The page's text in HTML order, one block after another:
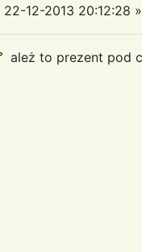
22-12-2013 20:12:28 »
ależ to prezent pod